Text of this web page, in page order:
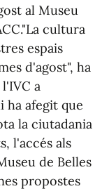
al Museu
cultura
espais
d'agost", ha
a
ha afegit que
la ciutadania
l'accés als
de Belles
propostes